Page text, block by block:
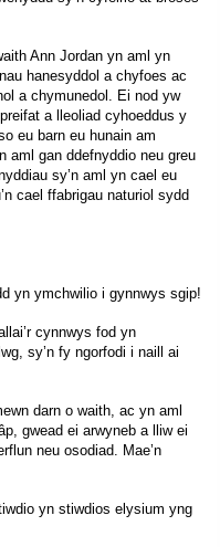
Ann Jordan yn aml yn
hanesyddol a chyfoes ac
a chymunedol. Ei nod yw
a lleoliad cyhoeddus y
eu barn eu hunain am
aml gan ddefnyddio neu greu
sy’n aml yn cael eu
cael ffabrigau naturiol sydd
yn ymchwilio i gynnwys sgip!
cynnwys fod yn
sy’n fy ngorfodi i naill ai
darn o waith, ac yn aml
gwead ei arwyneb a lliw ei
neu osodiad. Mae’n
yn stiwdios elysium yng